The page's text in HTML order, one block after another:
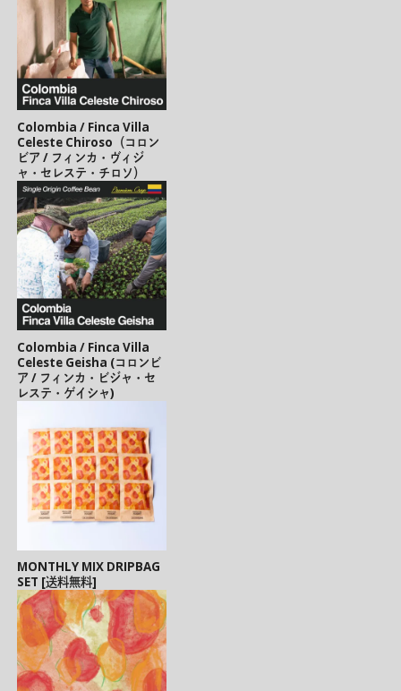
Colombia / Finca Villa
Celeste Chiroso（コロン
ビア / フィンカ・ヴィジ
ャ・セレステ・チロソ）
Colombia / Finca Villa
Celeste Geisha (コロンビ
ア / フィンカ・ビジャ・セ
レステ・ゲイシャ)
MONTHLY MIX DRIPBAG
SET [送料無料]